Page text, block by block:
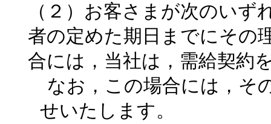
（２）お客さまが次のい
者の定めた期日までにその
合には，当社は，需給契約
なお，この場合には，そ
せいたします。